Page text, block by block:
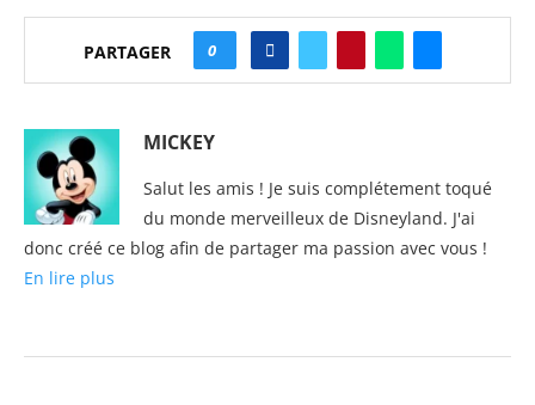
PARTAGER 0
MICKEY
Salut les amis ! Je suis complétement toqué
du monde merveilleux de Disneyland. J'ai
donc créé ce blog afin de partager ma passion avec vous !
En lire plus